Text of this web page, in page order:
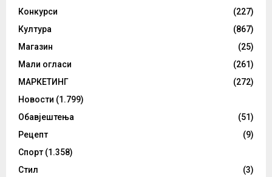
Конкурси
(227)
Култура
(867)
Магазин
(25)
Мали огласи
(261)
МАРКЕТИНГ
(272)
Новости (1.799)
Обавјештења
(51)
Рецепт
(9)
Спорт (1.358)
Стил
(3)